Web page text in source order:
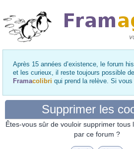
Après 15 années d’existence, le forum
et les curieux, il reste toujours possible
Framacolibri qui prend la relève. Si
Supprimer les
Êtes-vous sûr de vouloir supprimer tous
par ce forum ?